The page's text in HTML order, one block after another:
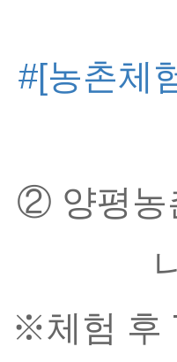
#[농촌체
② 양평농
※체험 후